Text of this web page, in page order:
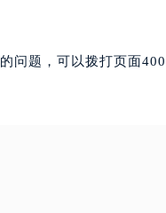
问题，可以拨打页面